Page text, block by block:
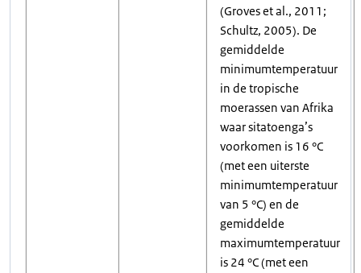
(Groves et al., 2011;
Schultz, 2005). De
gemiddelde
minimumtemperatuur
in de tropische
moerassen van Afrika
waar sitatoenga’s
voorkomen is 16 °C
(met een uiterste
minimumtemperatuur
van 5 °C) en de
gemiddelde
maximumtemperatuur
is 24 °C (met een